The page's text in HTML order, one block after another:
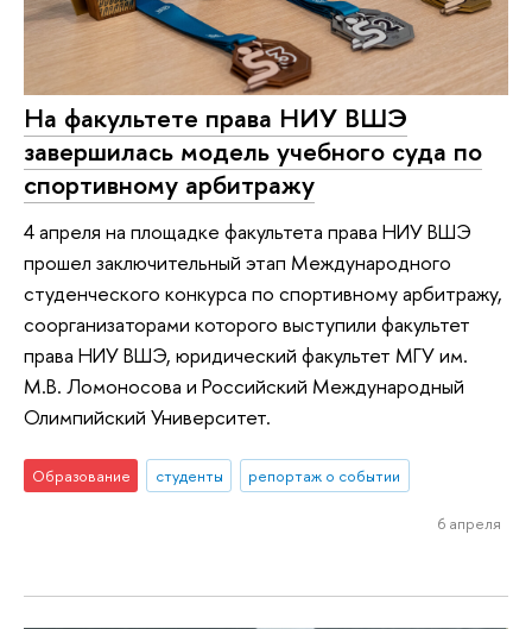
На факультете права НИУ ВШЭ
завершилась модель учебного суда по
спортивному арбитражу
4 апреля на площадке факультета права НИУ ВШЭ
прошел заключительный этап Международного
студенческого конкурса по спортивному арбитражу,
соорганизаторами которого выступили факультет
права НИУ ВШЭ, юридический факультет МГУ им.
М.В. Ломоносова и Российский Международный
Олимпийский Университет.
Образование студенты репортаж о событии
6 апреля